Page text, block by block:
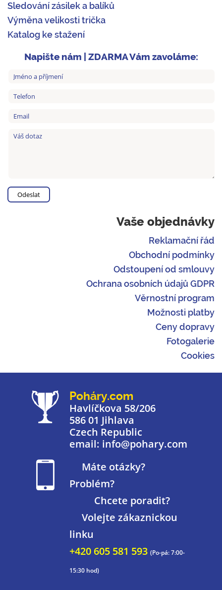
Sledování zásilek a balíků
Výměna velikosti trička
Katalog ke stažení
Napište nám | ZDARMA Vám zavoláme:
Vaše objednávky
Reklamační řád
Obchodní podmínky
Odstoupení od smlouvy
Ochrana osobních údajů GDPR
Věrnostní program
Možnosti platby
Ceny dopravy
Fotogalerie
Cookies
Poháry.com
Havlíčkova 58/206
586 01 Jihlava
Czech Republic
email: info@pohary.com
Máte otázky?
Problém?
Chcete poradit?
Volejte zákaznickou
linku
+420 605 581 593 (Po-pá: 7:00-
15:30 hod)